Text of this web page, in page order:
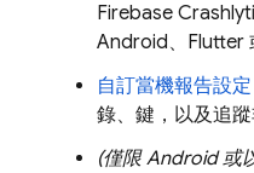
Firebase
Android、Flutter
自訂當機報告設定
錄、鍵，以及追蹤
(僅限 Android 或